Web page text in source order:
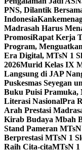
PNS, Dilantik
Indonesia
Madrasah Harus
PromosiRapat Kerja
Program,
Era Digital, MTsN 1
2026Murid Kelas IX
Langsung di JAP
Puskesmas Seyegan
Buku Puisi Pramuka,
Literasi NasionalPra
Arah Prestasi
Kirab Budaya Mbah
Stand Pameran
Berprestasi MTsN 1
Raih Cita-citaMTsN 1